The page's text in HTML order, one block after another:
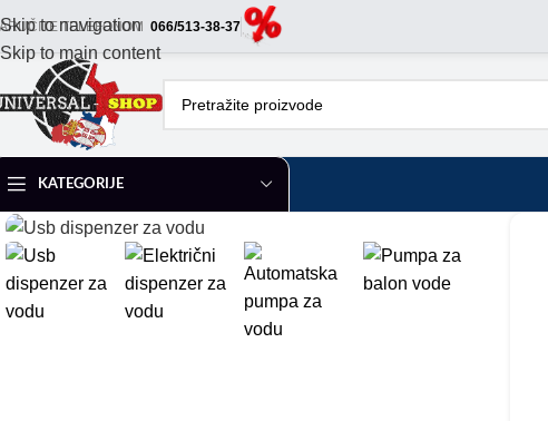
Skip to navigation
Skip to main content
TELEFONOM 066/513-38-37
KATEGORIJE